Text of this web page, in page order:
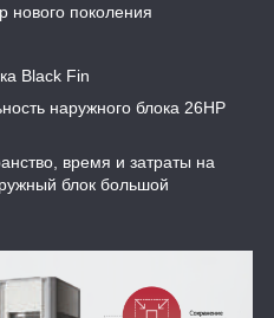
нового поколения
Black Fin
наружного блока 26HP
время и затраты на
блок большой